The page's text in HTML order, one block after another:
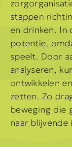
stappen
en drinken. In
potentie,
speelt. Door
analyseren,
ontwikkelen
zetten. Zo
beweging die
naar blijvende